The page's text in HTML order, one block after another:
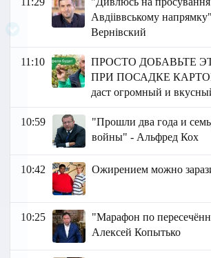
Авдііввському
Вернівский
11:10
ПРОСТО ДОБАВЬТЕ
ПРИ ПОСАДКЕ
даст огромный и
10:59
"Прошли два года и
войны" - Альфред Кох
10:42 Ожирением можно
10:25
"Марафон по
Алексей Копытько